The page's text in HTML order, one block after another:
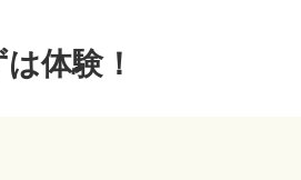
は体験！